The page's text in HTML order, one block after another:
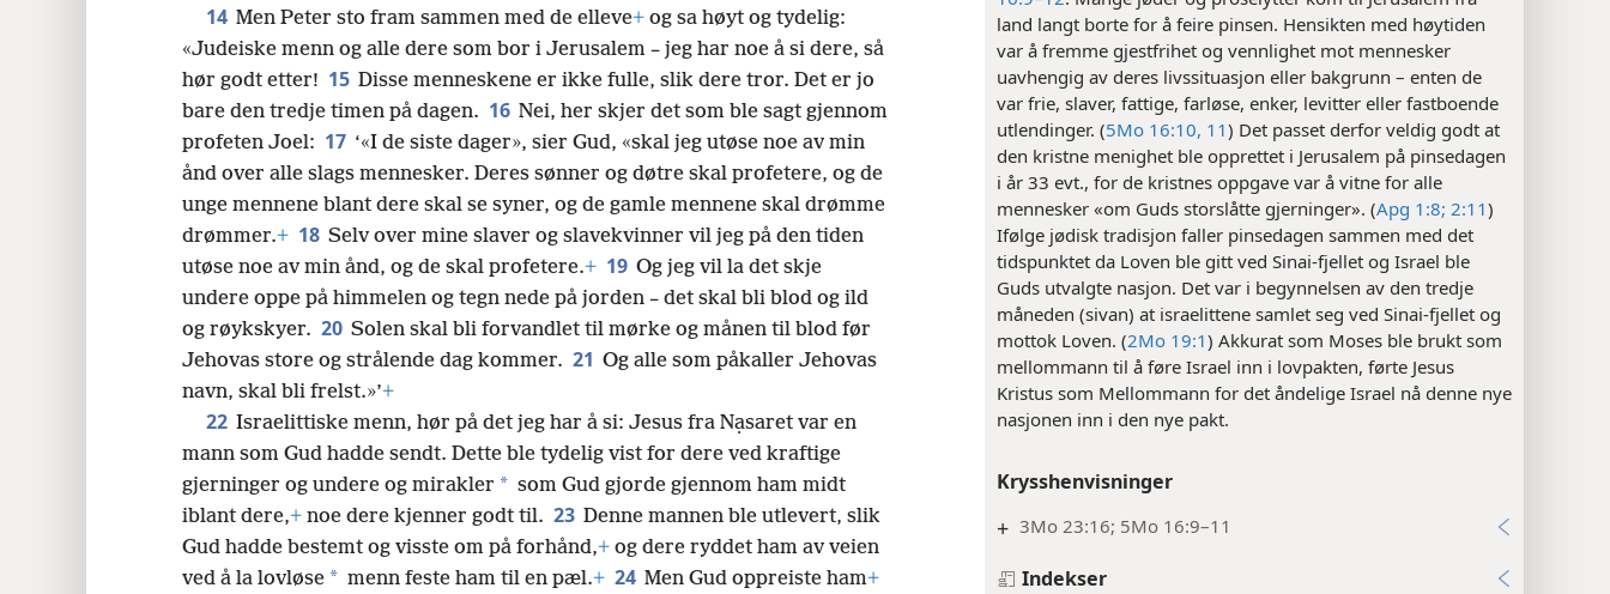
land langt borte for å feire pinsen. Hensikten med høytiden
var å fremme gjestfrihet og vennlighet mot mennesker
uavhengig av deres livssituasjon eller bakgrunn – enten de
var frie, slaver, fattige, farløse, enker, levitter eller fastboende
utlendinger. (5Mo 16:10, 11) Det passet derfor veldig godt at
den kristne menighet ble opprettet i Jerusalem på pinsedagen
i år 33 evt., for de kristnes oppgave var å vitne for alle
mennesker «om Guds storslåtte gjerninger». (Apg 1:8; 2:11)
Ifølge jødisk tradisjon faller pinsedagen sammen med det
tidspunktet da Loven ble gitt ved Sinai-fjellet og Israel ble
Guds utvalgte nasjon. Det var i begynnelsen av den tredje
måneden (sivan) at israelittene samlet seg ved Sinai-fjellet og
mottok Loven. (2Mo 19:1) Akkurat som Moses ble brukt som
mellommann til å føre Israel inn i lovpakten, førte Jesus
Kristus som Mellommann for det åndelige Israel nå denne nye
nasjonen inn i den nye pakt.
Krysshenvisninger
+ 3Mo 23:16; 5Mo 16:9–11
Indekser
14 Men Peter sto fram sammen med de elleve+ og sa høyt og tydelig:
«Judeiske menn og alle dere som bor i Jerusalem – jeg har noe å si dere, så
hør godt etter! 15 Disse menneskene er ikke fulle, slik dere tror. Det er jo
bare den tredje timen på dagen. 16 Nei, her skjer det som ble sagt gjennom
profeten Joel: 17 ‘«I de siste dager», sier Gud, «skal jeg utøse noe av min
ånd over alle slags mennesker. Deres sønner og døtre skal profetere, og de
unge mennene blant dere skal se syner, og de gamle mennene skal drømme
drømmer.+ 18 Selv over mine slaver og slavekvinner vil jeg på den tiden
utøse noe av min ånd, og de skal profetere.+ 19 Og jeg vil la det skje
undere oppe på himmelen og tegn nede på jorden – det skal bli blod og ild
og røykskyer. 20 Solen skal bli forvandlet til mørke og månen til blod før
Jehovas store og strålende dag kommer. 21 Og alle som påkaller Jehovas
navn, skal bli frelst.»’+
22 Israelittiske menn, hør på det jeg har å si: Jesus fra Nạsaret var en
mann som Gud hadde sendt. Dette ble tydelig vist for dere ved kraftige
gjerninger og undere og mirakler * som Gud gjorde gjennom ham midt
iblant dere,+ noe dere kjenner godt til. 23 Denne mannen ble utlevert, slik
Gud hadde bestemt og visste om på forhånd,+ og dere ryddet ham av veien
ved å la lovløse * menn feste ham til en pæl.+ 24 Men Gud oppreiste ham+